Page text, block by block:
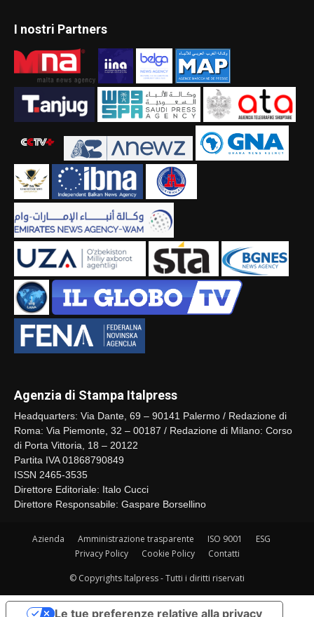
I nostri Partners
Agenzia di Stampa Italpress
Headquarters: Via Dante, 69 – 90141 Palermo / Redazione di
Roma: Via Piemonte, 32 – 00187 / Redazione di Milano: Corso
di Porta Vittoria, 18 – 20122
Partita IVA 01868790849
ISSN 2465-3535
Direttore Editoriale: Italo Cucci
Direttore Responsabile: Gaspare Borsellino
Azienda Amministrazione trasparente ISO 9001
ESG
Privacy Policy
Cookie Policy Contatti
© Copyrights Italpress - Tutti i diritti riservati
Le tue preferenze relative alla privacy